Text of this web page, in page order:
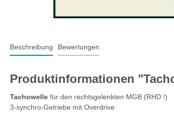
Beschreibung Bewertungen
Produktinformationen
Tachowelle für den rechtsgelenkten MGB (RHD !)
3-synchro-Getriebe mit Overdrive